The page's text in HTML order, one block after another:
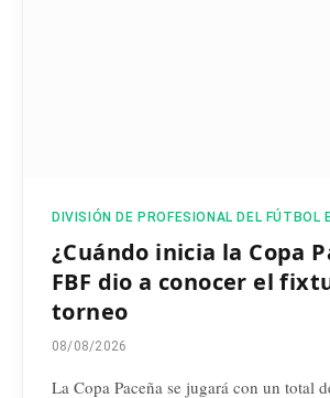
DIVISIÓN DE PROFESIONAL DEL FÚTBOL
¿Cuándo inicia la Copa
FBF dio a conocer el
torneo
08/08/2026
La Copa Paceña se jugará con un total